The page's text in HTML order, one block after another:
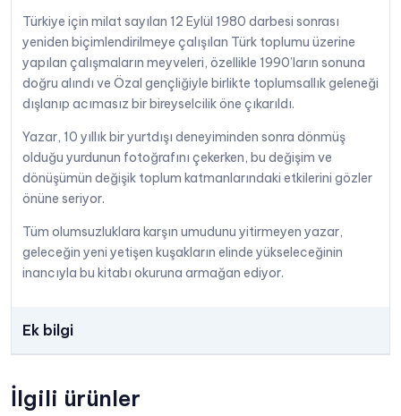
Türkiye için milat sayılan 12 Eylül 1980 darbesi sonrası
yeniden biçimlendirilmeye çalışılan Türk toplumu üzerine
yapılan çalışmaların meyveleri, özellikle 1990’ların sonuna
doğru alındı ve Özal gençliğiyle birlikte toplumsallık geleneği
dışlanıp acımasız bir bireyselcilik öne çıkarıldı.
Yazar, 10 yıllık bir yurtdışı deneyiminden sonra dönmüş
olduğu yurdunun fotoğrafını çekerken, bu değişim ve
dönüşümün değişik toplum katmanlarındaki etkilerini gözler
önüne seriyor.
Tüm olumsuzluklara karşın umudunu yitirmeyen yazar,
geleceğin yeni yetişen kuşakların elinde yükseleceğinin
inancıyla bu kitabı okuruna armağan ediyor.
Ek bilgi
İlgili ürünler